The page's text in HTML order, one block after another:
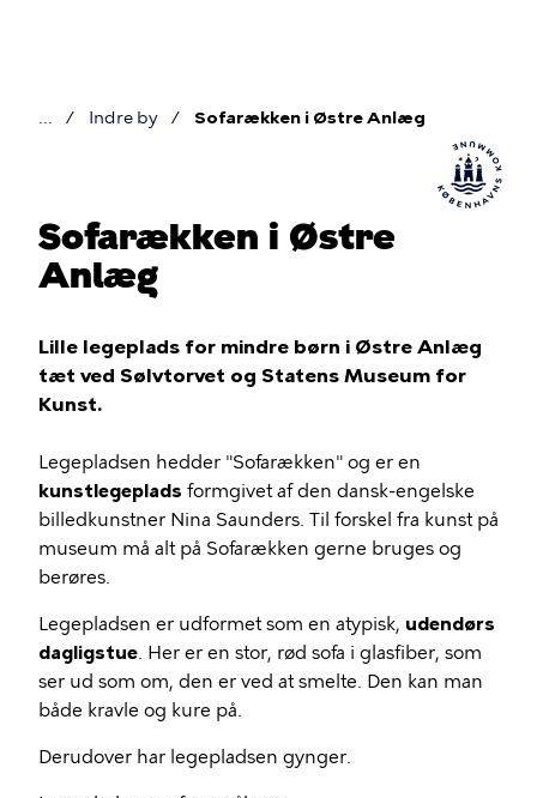
Indre by Sofarækken i Østre Anlæg
Sofarækken i Østre
Anlæg
Lille legeplads for mindre børn i Østre Anlæg
tæt ved Sølvtorvet og Statens Museum for
Kunst.
Legepladsen hedder "Sofarækken" og er en
kunstlegeplads formgivet af den dansk-engelske
billedkunstner Nina Saunders. Til forskel fra kunst på
museum må alt på Sofarækken gerne bruges og
berøres.
Legepladsen er udformet som en atypisk, udendørs
dagligstue. Her er en stor, rød sofa i glasfiber, som
ser ud som om, den er ved at smelte. Den kan man
både kravle og kure på.
Derudover har legepladsen gynger.